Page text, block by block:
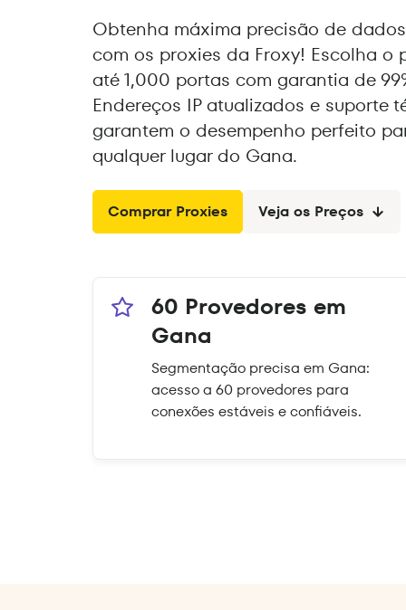
Obtenha máxima precisão de
com os proxies da Froxy! Escolha o
até 1,000 portas com garantia de
Endereços IP atualizados e suporte
garantem o desempenho perfeito
qualquer lugar do Gana.
Comprar Proxies Veja os Preços
60 Provedores em
Gana
Segmentação precisa em Gana:
acesso a 60 provedores para
conexões estáveis e confiáveis.